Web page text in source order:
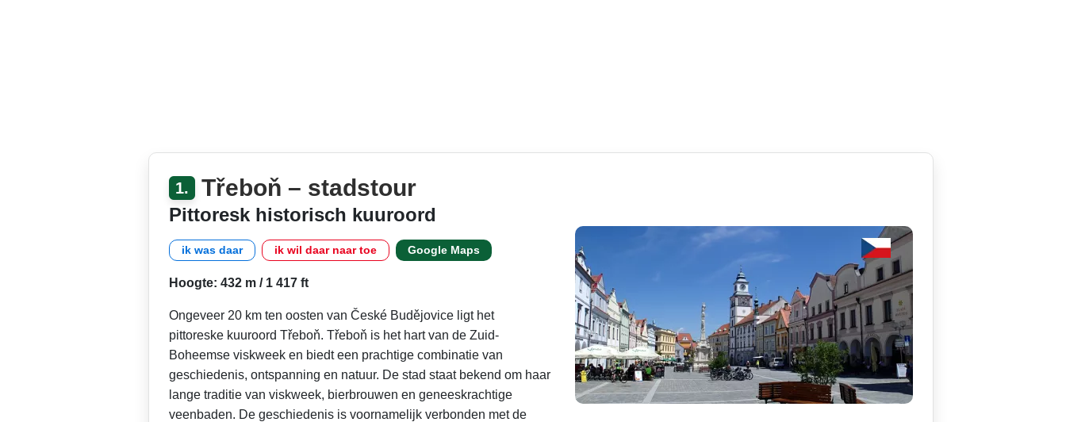
1. Třeboň – stadstour
Pittoresk historisch kuuroord
ik was daar ik wil daar naar toe Google Maps
Hoogte: 432 m / 1 417 ft
Ongeveer 20 km ten oosten van České Budějovice ligt het
pittoreske kuuroord Třeboň. Třeboň is het hart van de Zuid-
Boheemse viskweek en biedt een prachtige combinatie van
geschiedenis, ontspanning en natuur. De stad staat bekend om haar
lange traditie van viskweek, bierbrouwen en geneeskrachtige
veenbaden. De geschiedenis is voornamelijk verbonden met de